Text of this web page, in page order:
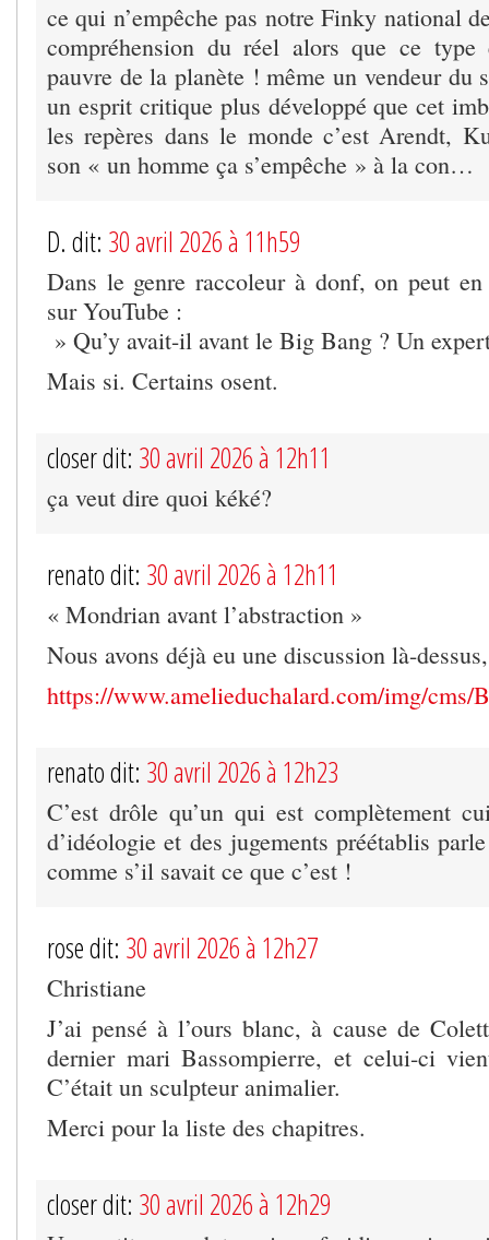
ce qui n’empêche pas notre Finky national
compréhension du réel alors que ce
pauvre de la planète ! même un vendeur du
un esprit critique plus développé que cet
les repères dans le monde c’est Arendt,
son « un homme ça s’empêche » à la con…
D. dit: 30 avril 2026 à 11h59
Dans le genre raccoleur à donf, on peut
sur YouTube :
» Qu’y avait-il avant le Big Bang ? Un
Mais si. Certains osent.
closer dit: 30 avril 2026 à 12h11
ça veut dire quoi kéké?
renato dit: 30 avril 2026 à 12h11
« Mondrian avant l’abstraction »
Nous avons déjà eu une discussion là-
https://www.amelieduchalard.com/img/
renato dit: 30 avril 2026 à 12h23
C’est drôle qu’un qui est complètement
d’idéologie et des jugements préétablis
comme s’il savait ce que c’est !
rose dit: 30 avril 2026 à 12h27
Christiane
J’ai pensé à l’ours blanc, à cause de
dernier mari Bassompierre, et celui-ci
C’était un sculpteur animalier.
Merci pour la liste des chapitres.
closer dit: 30 avril 2026 à 12h29